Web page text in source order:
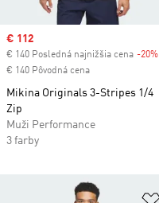
Sale price
€ 112
€ 140 Posledná najnižšia cena -20%
€ 140 Pôvodná cena
Mikina Originals 3-Stripes 1/4
Zip
Muži Performance
3 farby